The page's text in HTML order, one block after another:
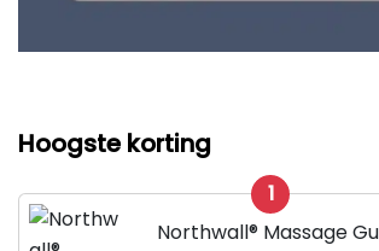
Hoogste korting
1
Northwall® Massage